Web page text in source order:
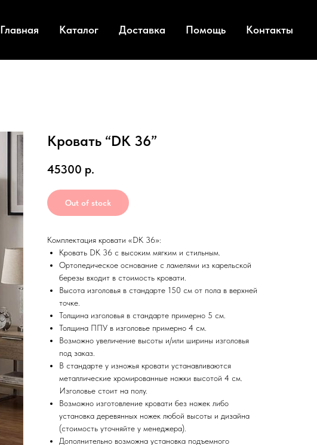
Главная Каталог Доставка Помощь Контакты
Кровать “DK 36”
45300 р.
Out of stock
Комплектация кровати «DK 36»:
Кровать DK 36 с высоким мягким и стильным.
Ортопедическое основание с ламелями из карельской
березы входит в стоимость кровати.
Высота изголовья в стандарте 150 см от пола в верхней
точке.
Толщина изголовья в стандарте примерно 5 см.
Толщина ППУ в изголовье примерно 4 см.
Возможно увеличение высоты и/или ширины изголовья
под заказ.
В стандарте у изножья кровати устанавливаются
металлические хромированные ножки высотой 4 см.
Изголовье стоит на полу.
Возможно изготовление кровати без ножек либо
установка деревянных ножек любой высоты и дизайна
(стоимость уточняйте у менеджера).
Дополнительно возможна установка подъемного